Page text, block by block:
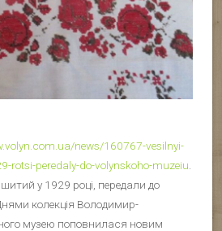
news/160767-vesilnyi-
rotsi-peredaly-do-volynskoho-muzeiu
у 1929 році, передали до
колекція Володимир-
музею поповнилася новим